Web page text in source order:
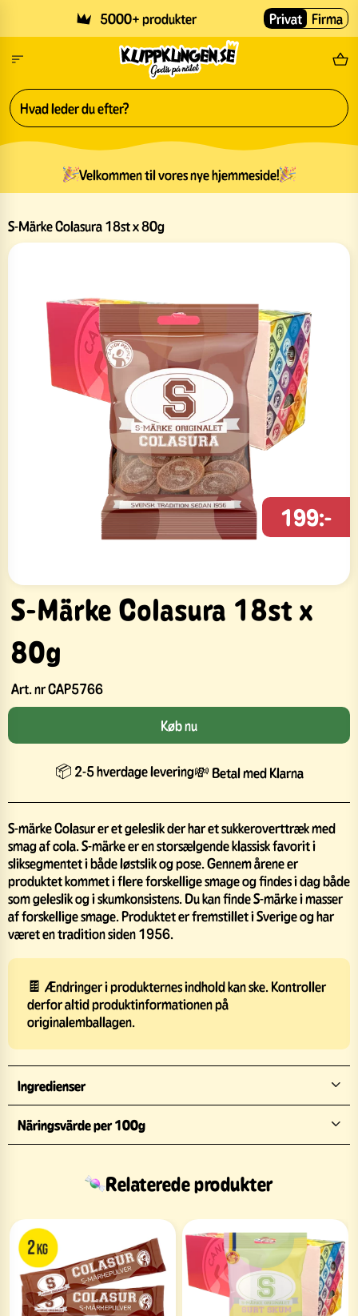
5000+ produkter Privat Firma
Velkommen til vores nye hjemmeside!
S-Märke Colasura 18st x 80g
S-Märke Colasura 18st x
80g
Art. nrCAP5766
199:-
Køb nu
📦 2-5 hverdage levering💸 Betal med Klarna
S-märke Colasur er et geleslik der har et sukkeroverttræk med
smag af cola. S-märke er en storsælgende klassisk favorit i
sliksegmentet i både løstslik og pose. Gennem årene er
produktet kommet i flere forskellige smage og findes i dag både
som geleslik og i skumkonsistens. Du kan finde S-märke i masser
af forskellige smage. Produktet er fremstillet i Sverige og har
været en tradition siden 1956.
🍫 Ændringer i produkternes indhold kan ske. Kontroller
derfor altid produktinformationen på
originalemballagen.
Ingredienser
Näringsvärde per 100g
Relaterede produkter